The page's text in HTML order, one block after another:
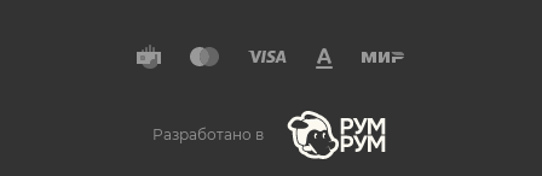
Разработано в